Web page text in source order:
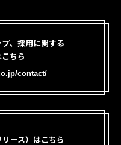
、採用に関する
ちら
contact/
ース）はこちら